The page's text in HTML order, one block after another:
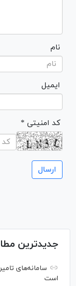
نام
ایمیل
* کد امنیتی
جدیدترین
سامانه‌های
است